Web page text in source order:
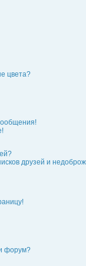
цвета?
друзей и
форум?